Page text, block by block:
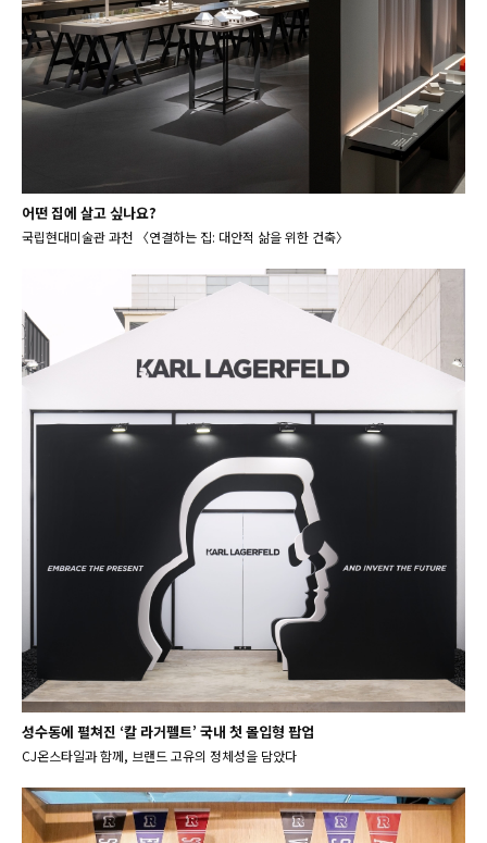
어떤 집에 살고 싶나요?
국립현대미술관 과천 〈연결하는 집: 대안적 삶을 위한 건축〉
성수동에 펼쳐진 ‘칼 라거펠트’ 국내 첫 몰입형 팝업
CJ온스타일과 함께, 브랜드 고유의 정체성을 담았다